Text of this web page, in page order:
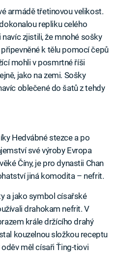
armádě třetinovou velikost.
repliku celého
zjistili, že mnohé sošky
k tělu pomocí čepů
mohli v posmrtné říši
jako na zemi. Sošky
oblečené do šatů z tehdy
Hedvábné stezce a po
své výroby Evropa
Číny, je pro dynastii Chan
jiná komodita – nefrit.
a jako symbol císařské
drahokam nefrit. V
krále držícího drahý
kouzelnou složkou receptu
měl císaři Ťing-tiovi